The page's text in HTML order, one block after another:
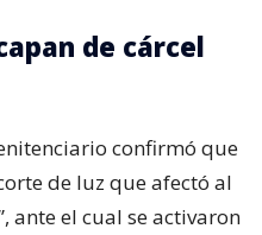
de cárcel
confirmó que
de luz que afectó al
ante el cual se activaron